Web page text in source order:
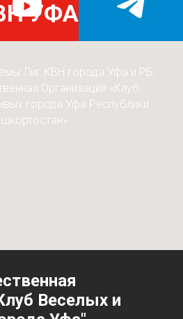
УФА
Лиг КВН города Уфа и РБ:
Организация «Клуб
города Уфа Республики
Веселых и